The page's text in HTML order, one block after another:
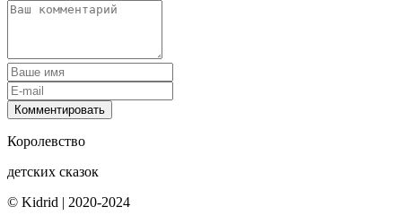
Комментировать
Королевство
детских сказок
© Kidrid | 2020-2024